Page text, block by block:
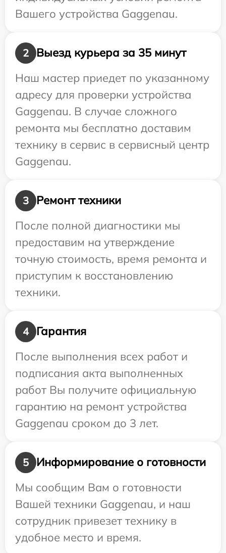
Вашего устройства Gaggenau.
2
Выезд курьера за 35 минут
Наш мастер приедет по указанному
адресу для проверки устройства
Gaggenau. В случае сложного
ремонта мы бесплатно доставим
технику в сервис в сервисный центр
Gaggenau.
3
Ремонт техники
После полной диагностики мы
предоставим на утверждение
точную стоимость, время ремонта и
приступим к восстановлению
техники.
4
Гарантия
После выполнения всех работ и
подписания акта выполненных
работ Вы получите официальную
гарантию на ремонт устройства
Gaggenau сроком до 3 лет.
5
Информирование о готовности
Мы сообщим Вам о готовности
Вашей техники Gaggenau, и наш
сотрудник привезет технику в
удобное место и время.